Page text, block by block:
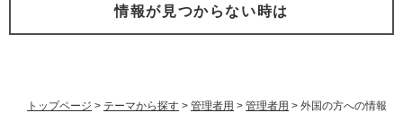
トップページ > テーマから探す > 管理者用 > 管理者用 > 外国の方への情報
情報が見つからない時は